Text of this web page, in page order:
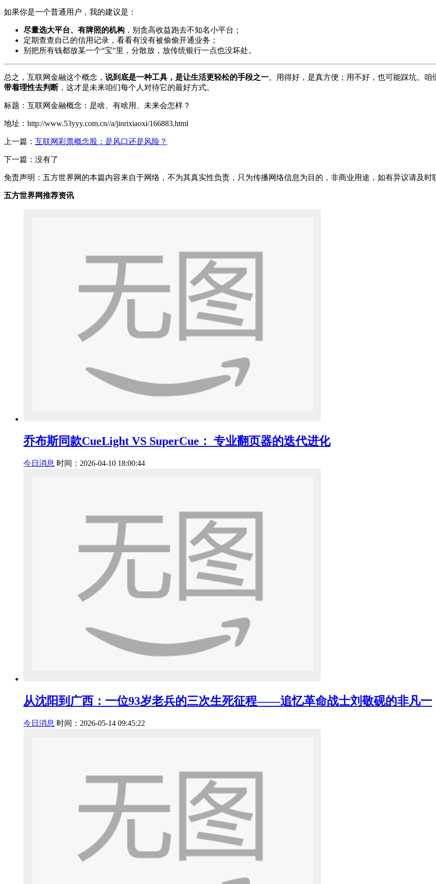
如果你是一个普通用户，我的建议是：
尽量选大平台、有牌照的机构 ，别贪高收益跑去不知名小平台；
定期查查自己的信用记录，看看有没有被偷偷开通业务；
别把所有钱都放某一个“宝”里，分散放，放传统银行一点也没坏处。
总之，互联网金融这个概念， 说到底是一种工具，是让生活更轻松的手段之一。用得好，是真方便；用不好，也可能踩坑。
带着理性去判断，这才是未来咱们每个人对待它的最好方式。
标题：互联网金融概念：是啥、有啥用、未来会怎样？
地址：http://www.53yyy.com.cn//a/jinrixiaoxi/166883.html
上一篇： 互联网彩票概念股：是风口还是风险？
下一篇：没有了
免责声明：五方世界网的本篇内容来自于网络，不为其真实性负责，只为传播网络信息为目的，非商业用途，如有异议请及时
五方世界网推荐资讯
乔布斯同款CueLight VS SuperCue： 专业翻页器的迭代进化
今日消息 时间：2026-04-10 18:00:44
从沈阳到广西：一位93岁老兵的三次生死征程——追忆革命战士刘敬砚的非凡一
今日消息 时间：2026-05-14 09:45:22